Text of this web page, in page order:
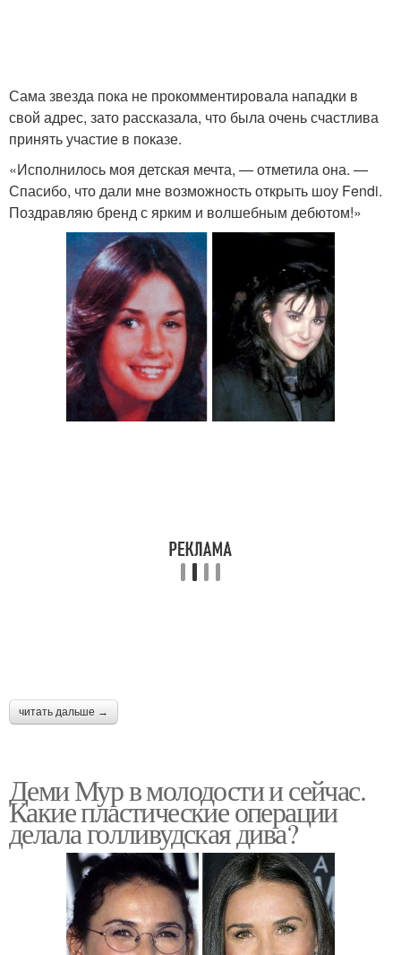
Сама звезда пока не прокомментировала нападки в
свой адрес, зато рассказала, что была очень счастлива
принять участие в показе.
«Исполнилось моя детская мечта, — отметила она. —
Спасибо, что дали мне возможность открыть шоу Fendi.
Поздравляю бренд с ярким и волшебным дебютом!»
читать дальше →
Деми Мур в молодости и сейчас.
Какие пластические операции
делала голливудская дива?